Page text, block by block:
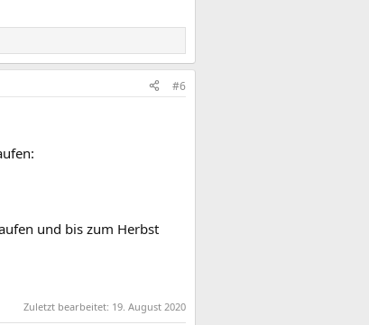
#6
und bis zum Herbst
Zuletzt bearbeitet: 19. August 2020